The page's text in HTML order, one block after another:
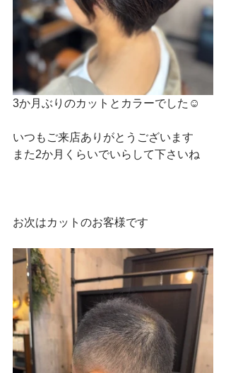
3か月ぶりのカットとカラーでした☺
いつもご来店ありがとうございます
また2か月くらいでいらして下さいね
お次はカットのお客様です